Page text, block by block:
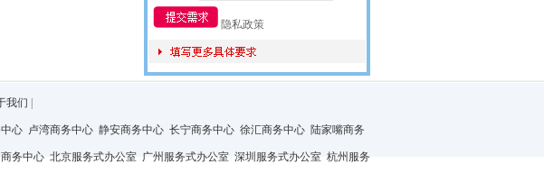
隐私政策
我们
心 卢湾商务中心 静安商务中心 长宁商务中心 徐汇商务中心 陆家嘴商务
务中心 北京服务式办公室 广州服务式办公室 深圳服务式办公室 杭州服务